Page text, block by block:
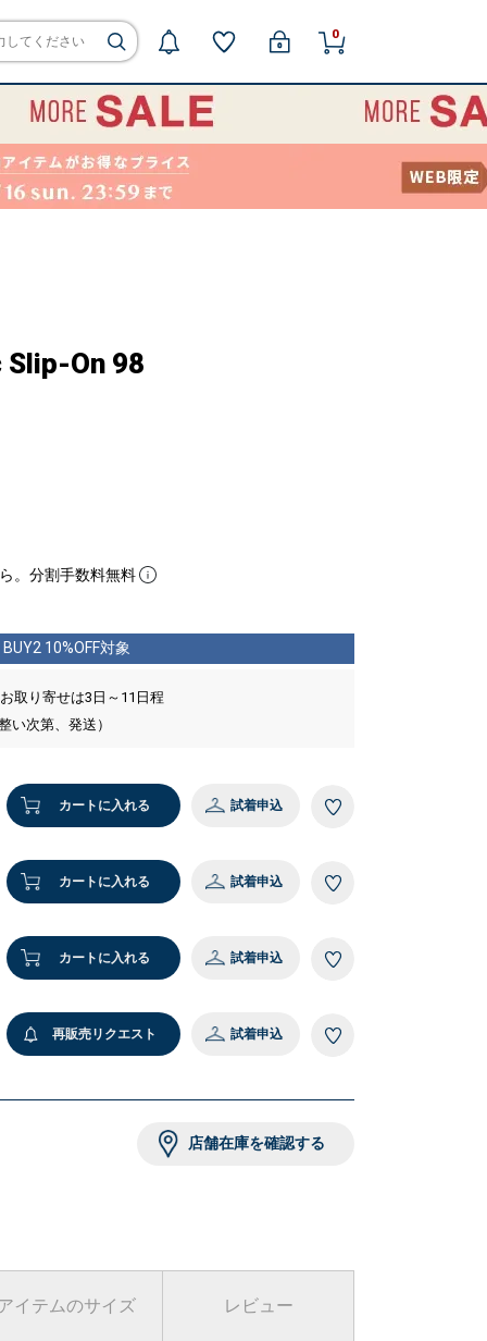
0
ブラック
Slip-On 98
。分割手数料無料
BUY2 10%OFF対象
取り寄せは3日～11日程
い次第、発送）
カートに入れる 試着申込
カートに入れる 試着申込
カートに入れる 試着申込
再販売リクエスト 試着申込
店舗在庫を確認する
イテムのサイズ レビュー